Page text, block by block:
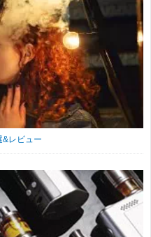
&レビュー